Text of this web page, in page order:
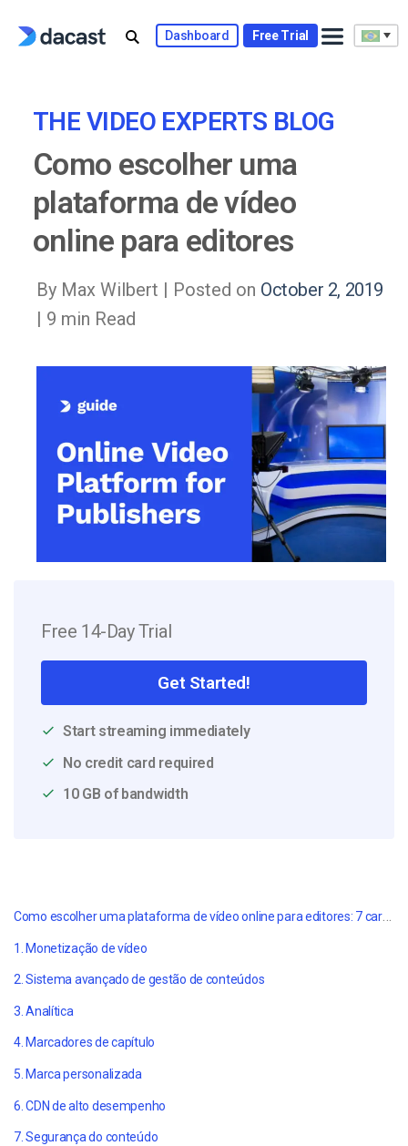
Dashboard Free Trial
THE VIDEO EXPERTS BLOG
Como escolher uma
plataforma de vídeo
online para editores
By Max Wilbert | Posted on October 2, 2019
| 9 min Read
Free 14-Day Trial
Get Started!
Start streaming immediately
No credit card required
10 GB of bandwidth
Como escolher uma plataforma de vídeo online para editores: 7 características decisivas
1. Monetização de vídeo
2. Sistema avançado de gestão de conteúdos
3. Analítica
4. Marcadores de capítulo
5. Marca personalizada
6. CDN de alto desempenho
7. Segurança do conteúdo